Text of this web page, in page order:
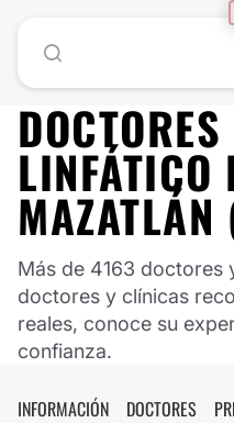
DOCTORES
LINFÁTICO
Más de 4163 doctores
doctores y clínicas
reales, conoce su
confianza.
INFORMACIÓN DOCTORES